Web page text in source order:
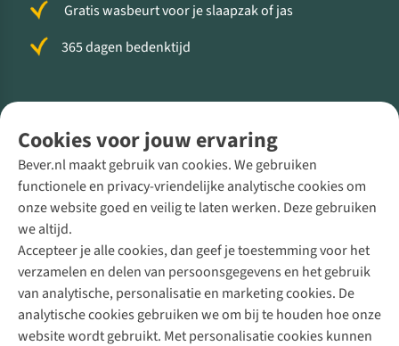
Cookies voor jouw ervaring
Bever.nl maakt gebruik van cookies. We gebruiken
functionele en privacy-vriendelijke analytische cookies om
onze website goed en veilig te laten werken. Deze gebruiken
we altijd.
Accepteer je alle cookies, dan geef je toestemming voor het
verzamelen en delen van persoonsgegevens en het gebruik
van analytische, personalisatie en marketing cookies. De
analytische cookies gebruiken we om bij te houden hoe onze
website wordt gebruikt. Met personalisatie cookies kunnen
Gratis wasbeurt voor je slaapzak of jas
365 dagen bedenktijd
Direct advies van een Buitenexpert
+31 (0)85 888 50 88
+31 6 12 28 49 80
Contactformulier